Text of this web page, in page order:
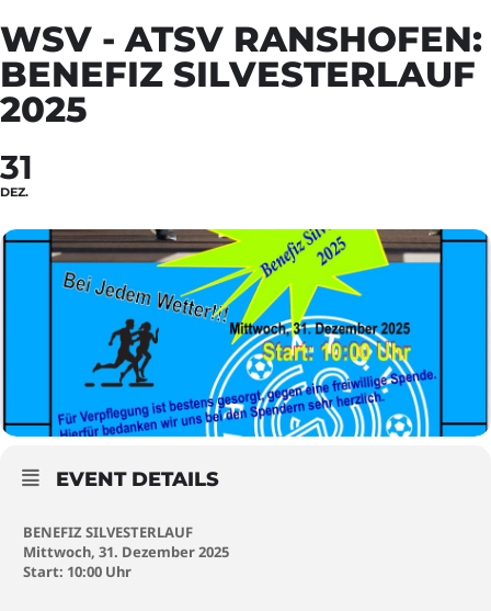
WSV - ATSV RANSHOFEN:
BENEFIZ SILVESTERLAUF
2025
31
DEZ.
EVENT DETAILS
BENEFIZ SILVESTERLAUF
Mittwoch, 31. Dezember 2025
Start: 10:00 Uhr